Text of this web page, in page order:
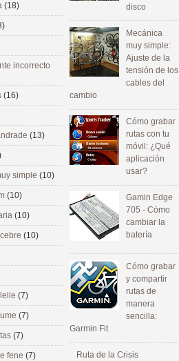
disco
Mecánica
muy simple:
Ajuste de la
tensión de los
cables del
cambio
Cómo grabar
rutas con tu
móvil: ¿Qué
aplicación
usar?
Gamin Edge
705 - Cómo
cambiar la
batería
Cómo grabar
y compartir
rutas de
manera
sencilla:
Garmin Fit
Ruta de la Crisis
(18)
incorrecto
(16)
(13)
simple (10)
(10)
(10)
(10)
(7)
(7)
(7)
fene (7)